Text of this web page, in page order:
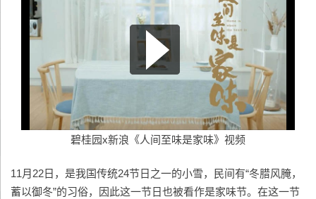
碧桂园x新浪《人间至味是家味》视频
11月22日，是我国传统24节日之一的小雪，民间有“冬腊风腌，
蓄以御冬”的习俗，因此这一节日也被看作是家味节。在这一节